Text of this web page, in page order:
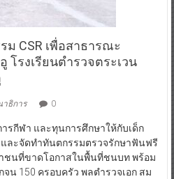
CSR เพื่อสาธารณะ
โรงเรียนตำรวจตระเวน
าธิการ 0
รกีฬา และทุนการศึกษาให้กับเด็ก
ละจัดทำทันตกรรมตรวจรักษาฟันฟรี
ชนที่ขาดโอกาสในพื้นที่ชนบท พร้อม
น 150 ครอบครัว พลตำรวจเอก สม